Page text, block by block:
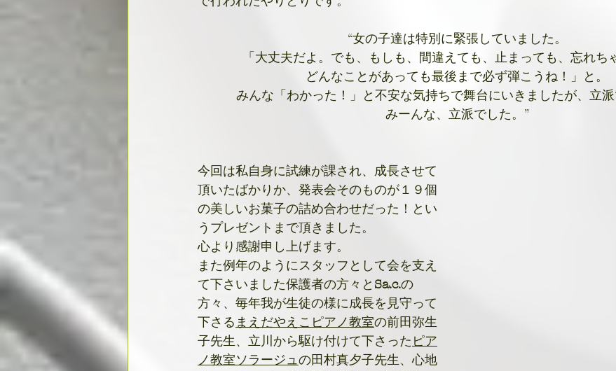
“女の子達は特別に緊張していました。
「大丈夫だよ。でも、もしも、間違えても、止まっても、忘れ
どんなことがあっても最後まで必ず弾こうね！」と。
みんな「わかった！」と不安な気持ちで舞台にいきましたが、立派
みーんな、立派でした。”
今回は私自身に試練が課され、成長させて
頂いたばかりか、発表会そのものが１９個
の美しいお菓子の詰め合わせだった！とい
うプレゼントまで頂きました。
心より感謝申し上げます。
また例年のようにスタッフとして会を支え
て下さいました保護者の方々と Sa.c.の
方々、毎年我が生徒の様に成長を見守って
下さる まえだやえこピアノ教室の前田弥生
子先生、立川から駆け付けて下さった ピア
ノ教室ソラージュの田村真夕子先生、心地